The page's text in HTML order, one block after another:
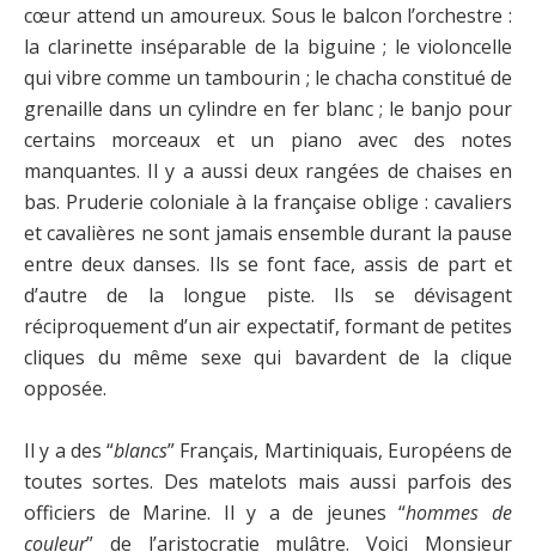
cœur attend un amoureux. Sous le balcon l’orchestre :
la clarinette inséparable de la biguine ; le violoncelle
qui vibre comme un tambourin ; le chacha constitué de
grenaille dans un cylindre en fer blanc ; le banjo pour
certains morceaux et un piano avec des notes
manquantes. Il y a aussi deux rangées de chaises en
bas. Pruderie coloniale à la française oblige : cavaliers
et cavalières ne sont jamais ensemble durant la pause
entre deux danses. Ils se font face, assis de part et
d’autre de la longue piste. Ils se dévisagent
réciproquement d’un air expectatif, formant de petites
cliques du même sexe qui bavardent de la clique
opposée.
Il y a des “blancs” Français, Martiniquais, Européens de
toutes sortes. Des matelots mais aussi parfois des
officiers de Marine. Il y a de jeunes “hommes de
couleur” de l’aristocratie mulâtre. Voici Monsieur